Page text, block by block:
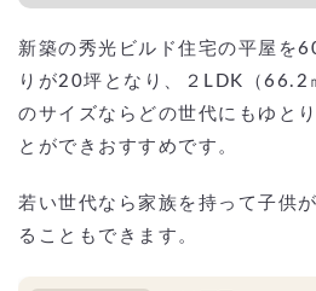
新築の秀光ビルド住宅の平屋を
りが20坪となり、２LDK（66.2
のサイズならどの世代にもゆと
とができおすすめです。
若い世代なら家族を持って子供
ることもできます。